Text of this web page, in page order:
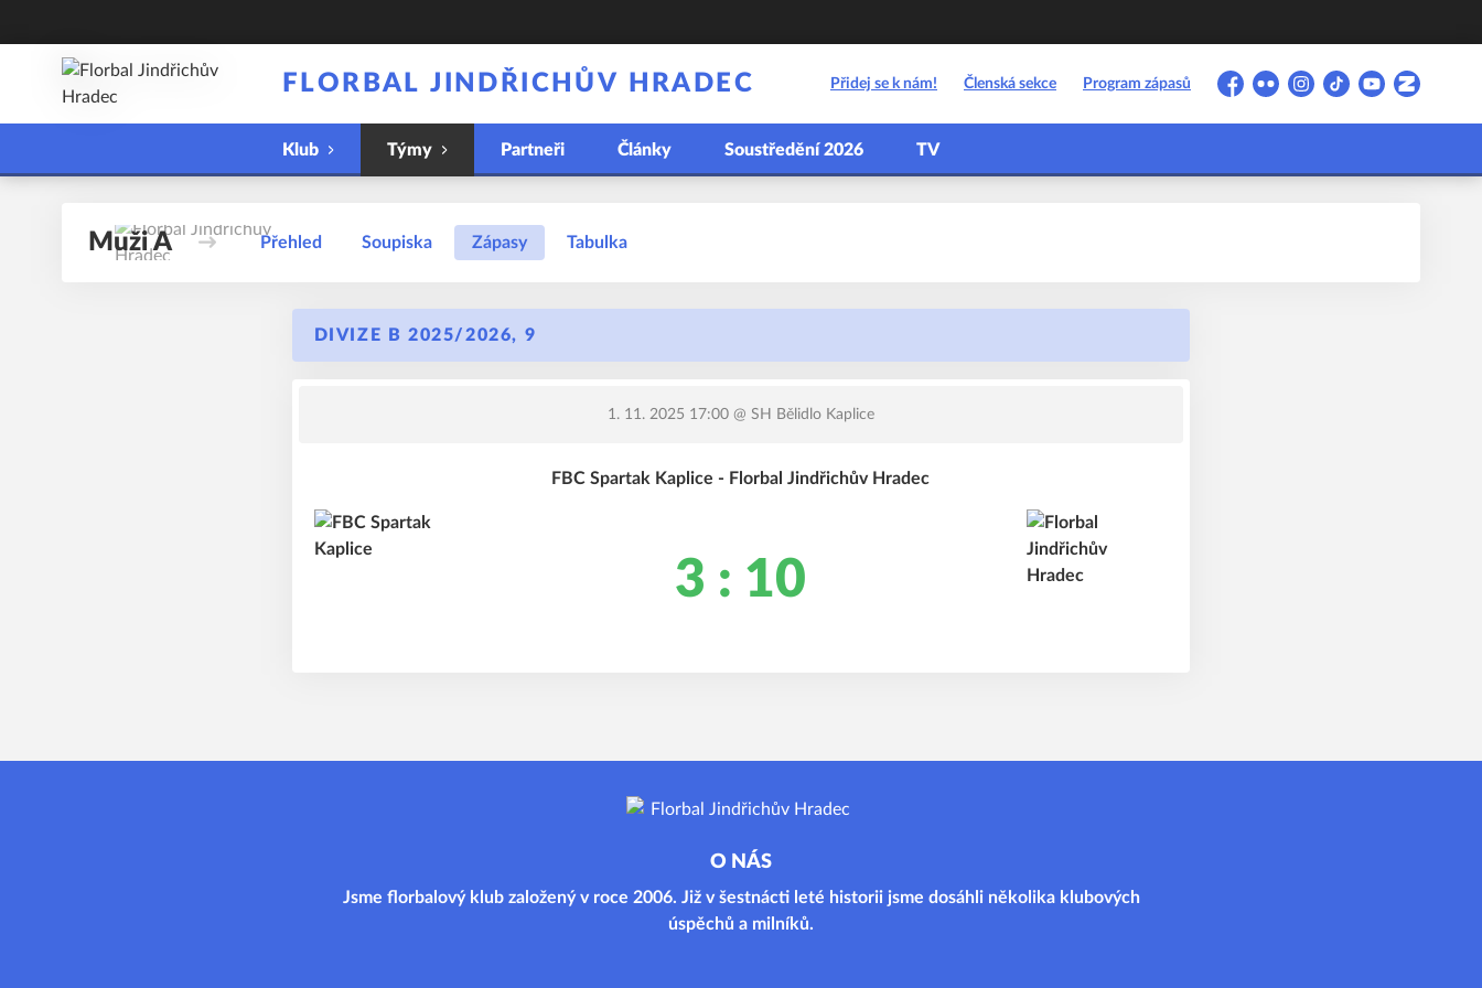
FLORBAL JINDŘICHŮV HRADEC Přidej se k nám! Členská sekce Program zápasů
Facebook
FlickrInstagram
TikTokYouTubeZonerama
Klub Týmy Partneři Články Soustředění 2026 TV
Muži A Přehled Soupiska Zápasy Tabulka
DIVIZE B 2025/2026, 9
1. 11. 2025 17:00@ SH Bělidlo Kaplice
FBC Spartak Kaplice - Florbal Jindřichův Hradec
3 : 10
O NÁS
Jsme florbalový klub založený v roce 2006. Již v šestnácti leté historii jsme dosáhli několika klubových
úspěchů a milníků.